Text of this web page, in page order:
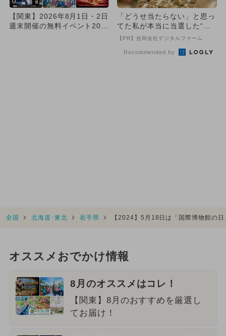
【関東】2026年8月1日・2日
週末開催の無料イベント20選
「どうせ当たらない」と思っ
てた私が本当に当選した“買
い方”がこれ
【PR】合同会社デジタルファーム
Recommended by
全国 北海道･東北 岩手県 【2024】5月18日は「国際博物館の
オススメおでかけ情報
8月のオススメはコレ！
【関東】8月のおすすめを厳選し
てお届け！